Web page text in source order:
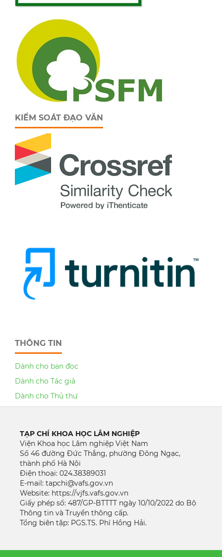
KIỂM SOÁT ĐẠO VĂN
THÔNG TIN
Dành cho bạn đọc
Dành cho Tác giả
Dành cho Thủ thư
TẠP CHÍ KHOA HỌC LÂM NGHIỆP
Viện Khoa học Lâm nghiệp Việt Nam
Số 46 đường Đức Thắng, phường Đông Ngạc,
thành phố Hà Nội
Điện thoại: 024.38389031
E-mail: tapchi@vafs.gov.vn
Website: https://vjfs.vafs.gov.vn
Giấy phép số: 487/GP-BTTTT ngày 10/10/2022 do Bộ
Thông tin và Truyền thông cấp.
Tổng biên tập: PGS.TS. Phí Hồng Hải.